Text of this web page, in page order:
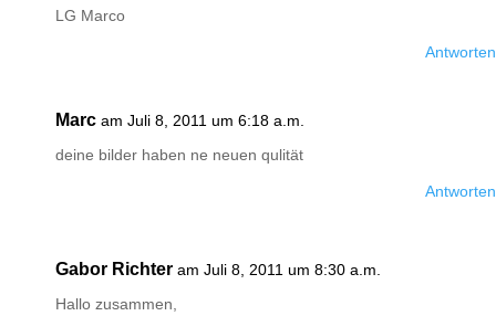
LG Marco
Antworten
Marc am Juli 8, 2011 um 6:18 a.m.
deine bilder haben ne neuen qulität
Antworten
Gabor Richter am Juli 8, 2011 um 8:30 a.m.
Hallo zusammen,